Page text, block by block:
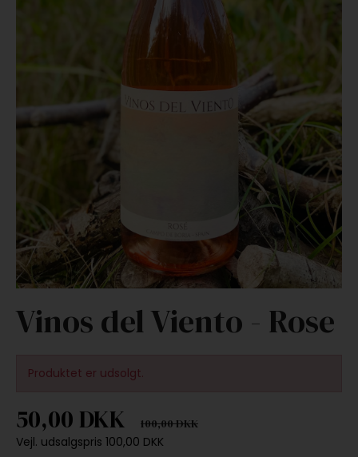
Vinos del Viento - Rose
Produktet er udsolgt.
50,00 DKK
100,00 DKK
Vejl. udsalgspris 100,00 DKK